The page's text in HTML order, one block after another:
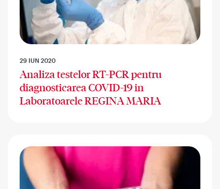
29 IUN 2020
Analiza testelor RT-PCR pentru
diagnosticarea COVID-19 in
Laboratoarele REGINA MARIA